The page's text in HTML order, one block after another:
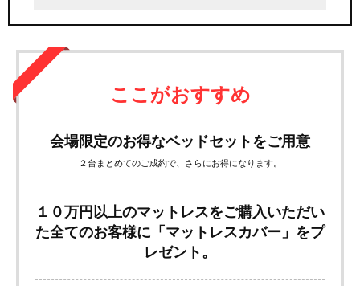
ここがおすすめ
会場限定のお得なベッドセットをご用意
２台まとめてのご成約で、さらにお得になります。
１０万円以上のマットレスをご購入いただい
た全てのお客様に「マットレスカバー」をプ
レゼント。